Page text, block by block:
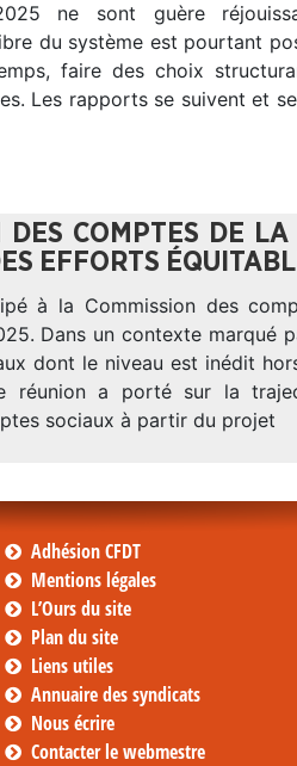
ne sont guère
du système est pourtant
faire des choix
Les rapports se suivent et
DES COMPTES DE
EFFORTS
à la Commission des
Dans un contexte marqué
dont le niveau est inédit
réunion a porté sur la
sociaux à partir du projet
Adhésion CFDT
Mentions légales
L’Ours du site
Plan du site
Liens utiles
Annuaire des syndicats
Nous écrire
Contacter le webmestre